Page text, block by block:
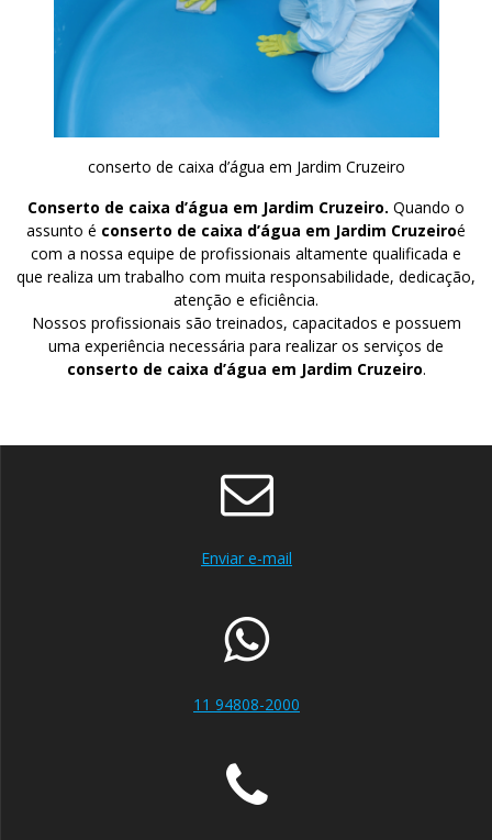
conserto de caixa d’água em Jardim Cruzeiro
Conserto de caixa d’água em Jardim Cruzeiro. Quando o
assunto é conserto de caixa d’água em Jardim Cruzeiroé
com a nossa equipe de profissionais altamente qualificada e
que realiza um trabalho com muita responsabilidade, dedicação,
atenção e eficiência.
Nossos profissionais são treinados, capacitados e possuem
uma experiência necessária para realizar os serviços de
conserto de caixa d’água em Jardim Cruzeiro.
Enviar e-mail
11 94808-2000